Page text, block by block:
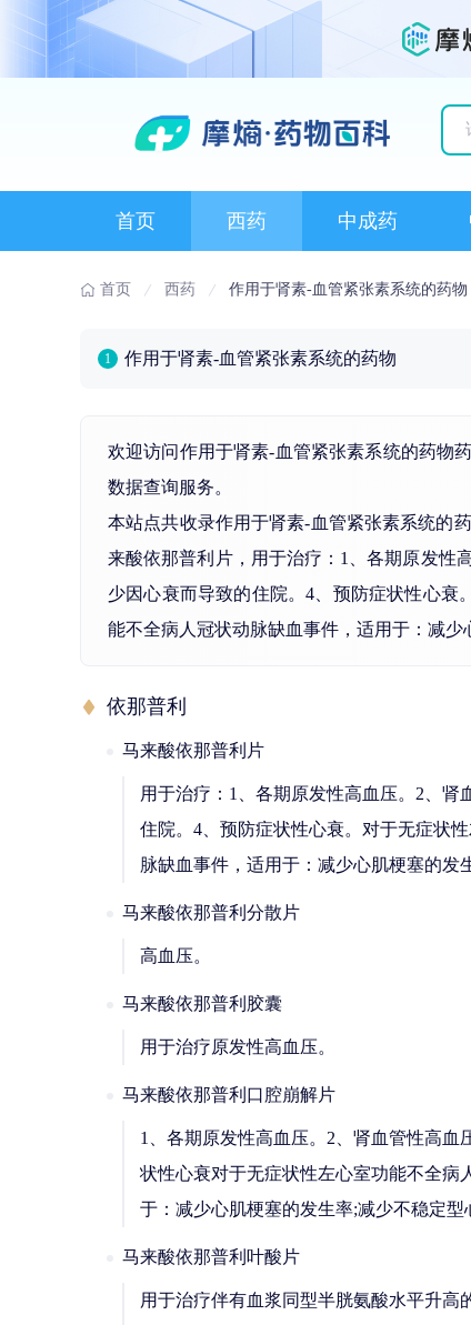
首页 西药 中成药
首页 西药 作用于肾素-血管紧张素系统的药物
1 作用于肾素-血管紧张素系统的药物
欢迎访问作用于肾素-血管紧张素系统的药物
数据查询服务。
本站点共收录作用于肾素-血管紧张素系统的
来酸依那普利片，用于治疗：1、各期原发性
少因心衰而导致的住院。4、预防症状性心衰
能不全病人冠状动脉缺血事件，适用于：减少
依那普利
马来酸依那普利片
用于治疗：1、各期原发性高血压。2、
住院。4、预防症状性心衰。对于无症状
脉缺血事件，适用于：减少心肌梗塞的发
马来酸依那普利分散片
高血压。
马来酸依那普利胶囊
用于治疗原发性高血压。
马来酸依那普利口腔崩解片
1、各期原发性高血压。2、肾血管性高
状性心衰对于无症状性左心室功能不全病
于：减少心肌梗塞的发生率;减少不稳定型
马来酸依那普利叶酸片
用于治疗伴有血浆同型半胱氨酸水平升